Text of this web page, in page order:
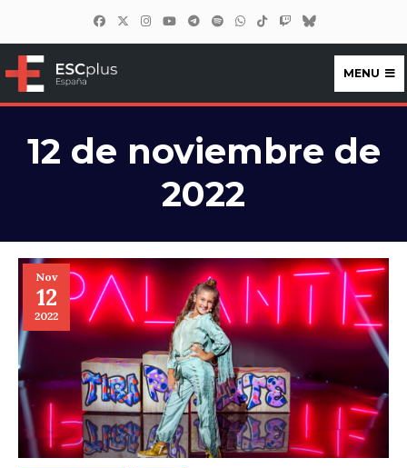
ESCplus España
MENU
12 de noviembre de
2022
Nov
12
2022